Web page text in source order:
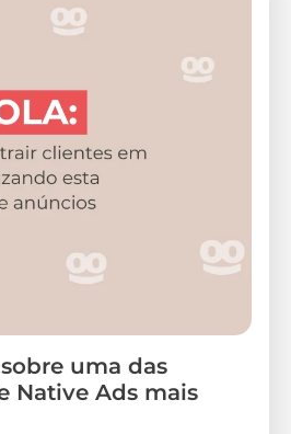
uma das
Native Ads mais